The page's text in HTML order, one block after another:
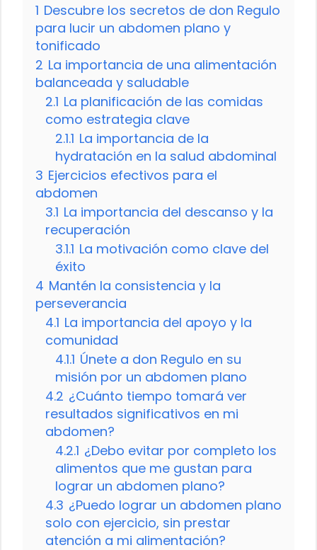
1 Descubre los secretos de don Regulo
para lucir un abdomen plano y
tonificado
2 La importancia de una alimentación
balanceada y saludable
2.1 La planificación de las comidas
como estrategia clave
2.1.1 La importancia de la
hydratación en la salud abdominal
3 Ejercicios efectivos para el
abdomen
3.1 La importancia del descanso y la
recuperación
3.1.1 La motivación como clave del
éxito
4 Mantén la consistencia y la
perseverancia
4.1 La importancia del apoyo y la
comunidad
4.1.1 Únete a don Regulo en su
misión por un abdomen plano
4.2 ¿Cuánto tiempo tomará ver
resultados significativos en mi
abdomen?
4.2.1 ¿Debo evitar por completo los
alimentos que me gustan para
lograr un abdomen plano?
4.3 ¿Puedo lograr un abdomen plano
solo con ejercicio, sin prestar
atención a mi alimentación?